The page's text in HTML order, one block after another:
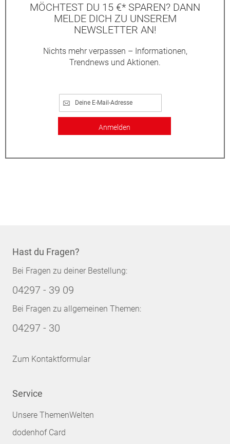
MÖCHTEST DU 15 €* SPAREN? DANN
MELDE DICH ZU UNSEREM
NEWSLETTER AN!
Nichts mehr verpassen – Informationen,
Trendnews und Aktionen.
Anmelden
Hast du Fragen?
Bei Fragen zu deiner Bestellung:
04297 - 39 09
Bei Fragen zu allgemeinen Themen:
04297 - 30
Zum Kontaktformular
Service
Unsere ThemenWelten
dodenhof Card